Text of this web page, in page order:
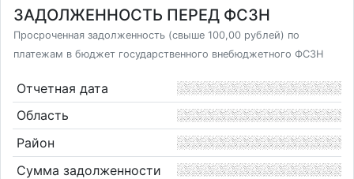
ЗАДОЛЖЕННОСТЬ ПЕРЕД ФСЗН
Просроченная задолженность (свыше 100,00 рублей) по
платежам в бюджет государственного внебюджетного ФСЗН
Отчетная дата
Область
Район
Сумма задолженности